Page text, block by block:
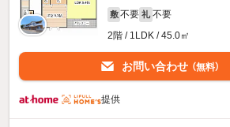
敷 不要 礼 不要
2階 / 1LDK / 45.0㎡
お問い合わせ （無料）
提供